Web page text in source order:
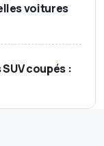
voitures
coupés :